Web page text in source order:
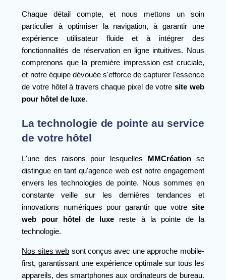
Chaque détail compte, et nous mettons un soin
particulier à optimiser la navigation, à garantir une
expérience utilisateur fluide et à intégrer des
fonctionnalités de réservation en ligne intuitives. Nous
comprenons que la première impression est cruciale,
et notre équipe dévouée s'efforce de capturer l'essence
de votre hôtel à travers chaque pixel de votre site web
pour hôtel de luxe.
La technologie de pointe au service
de votre hôtel
L'une des raisons pour lesquelles MMCréationse
distingue en tant qu'agence web est notre engagement
envers les technologies de pointe. Nous sommes en
constante veille sur les dernières tendances et
innovations numériques pour garantir que votre site
web pour hôtel de luxe reste à la pointe de la
technologie.
Nos sites web sont conçus avec une approche mobile-
first, garantissant une expérience optimale sur tous les
appareils, des smartphones aux ordinateurs de bureau.